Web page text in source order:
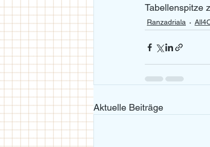
Tabellenspitze
Ranzadriala
Aktuelle Beiträge